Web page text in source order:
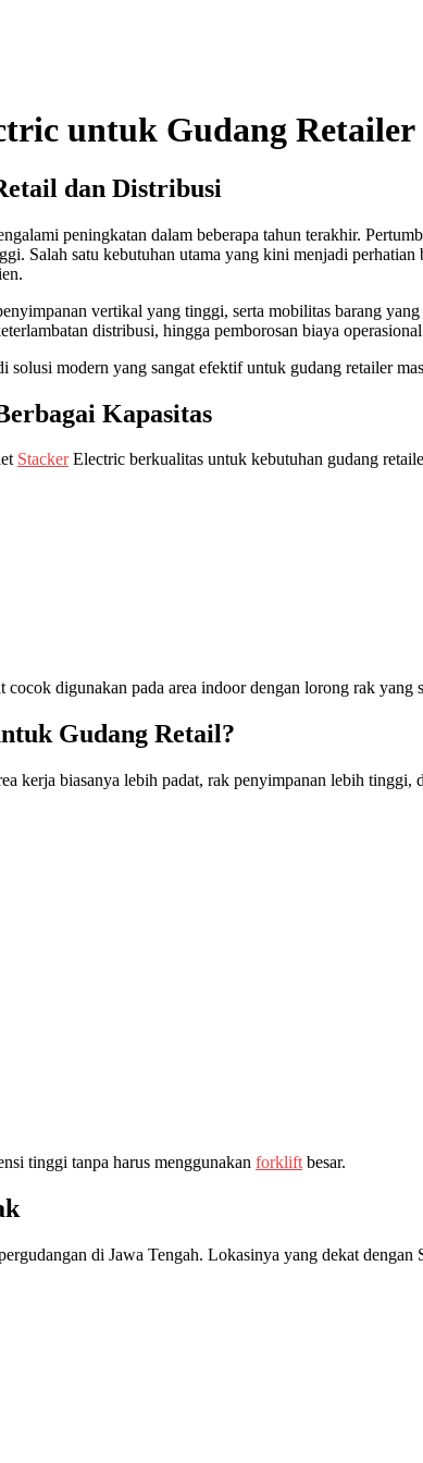
untuk Gudang
dan Distribusi
peningkatan dalam beberapa tahun terakhir.
Salah satu kebutuhan utama yang kini menjadi perhatian
vertikal yang tinggi, serta mobilitas barang
distribusi, hingga pemborosan biaya
solusi modern yang sangat efektif untuk gudang retailer
Kapasitas
StackerElectric berkualitas untuk kebutuhan gudang
cocok digunakan pada area indoor dengan lorong rak yang
Gudang Retail?
biasanya lebih padat, rak penyimpanan lebih tinggi,
tinggi tanpa harus menggunakan forklift besar.
di Jawa Tengah. Lokasinya yang dekat